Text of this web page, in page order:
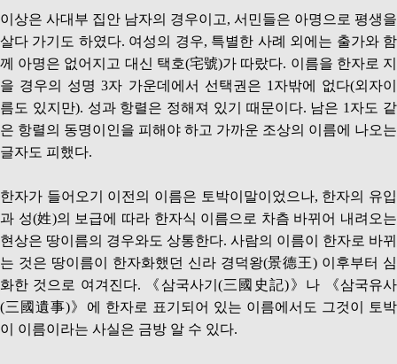
이상은 사대부 집안 남자의 경우이고, 서민들은 아명으로 평생을
살다 가기도 하였다. 여성의 경우, 특별한 사례 외에는 출가와 함
께 아명은 없어지고 대신 택호(宅號)가 따랐다. 이름을 한자로 지
을 경우의 성명 3자 가운데에서 선택권은 1자밖에 없다(외자이
름도 있지만). 성과 항렬은 정해져 있기 때문이다. 남은 1자도 같
은 항렬의 동명이인을 피해야 하고 가까운 조상의 이름에 나오는
글자도 피했다.
한자가 들어오기 이전의 이름은 토박이말이었으나, 한자의 유입
과 성(姓)의 보급에 따라 한자식 이름으로 차츰 바뀌어 내려오는
현상은 땅이름의 경우와도 상통한다. 사람의 이름이 한자로 바뀌
는 것은 땅이름이 한자화했던 신라 경덕왕(景德王) 이후부터 심
화한 것으로 여겨진다. 《삼국사기(三國史記)》나 《삼국유사
(三國遺事)》에 한자로 표기되어 있는 이름에서도 그것이 토박
이 이름이라는 사실은 금방 알 수 있다.